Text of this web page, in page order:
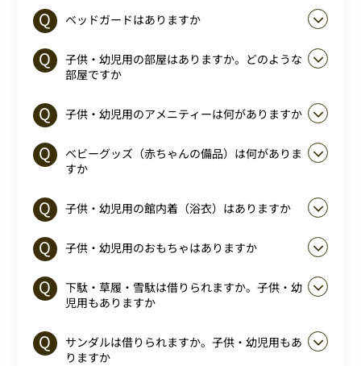
ベッドガードはありますか
子供・幼児用の部屋はありますか。どのような
部屋ですか
子供・幼児用のアメニティーは何がありますか
ベビーグッズ（赤ちゃんの備品）は何がありま
すか
子供・幼児用の館内着（浴衣）はありますか
子供・幼児用のおもちゃはありますか
下駄・草履・雪駄は借りられますか。子供・幼
児用もありますか
サンダルは借りられますか。子供・幼児用もあ
りますか